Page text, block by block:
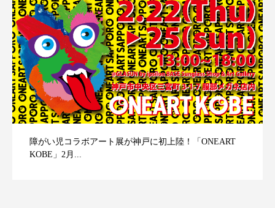
障がい児コラボアート展が神戸に初上陸！「ONEART
KOBE」2月...